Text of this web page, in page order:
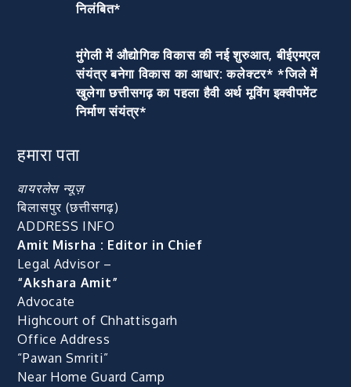
निलंबित*
मुंगेली में औद्योगिक विकास की नई शुरुआत, बीईएमएल
संयंत्र बनेगा विकास का आधार: कलेक्टर* *जिले में
खुलेगा छत्तीसगढ़ का पहला हैवी अर्थ मूविंग इक्वीपमेंट
निर्माण संयंत्र*
हमारा पता
वायरलेस न्यूज़
बिलासपुर (छत्तीसगढ़)
ADDRESS INFO
Amit Misrha : Editor in Chief
Legal Advisor –
“Akshara Amit”
Advocate
Highcourt of Chhattisgarh
Office Address
“Pawan Smriti”
Near Home Guard Camp